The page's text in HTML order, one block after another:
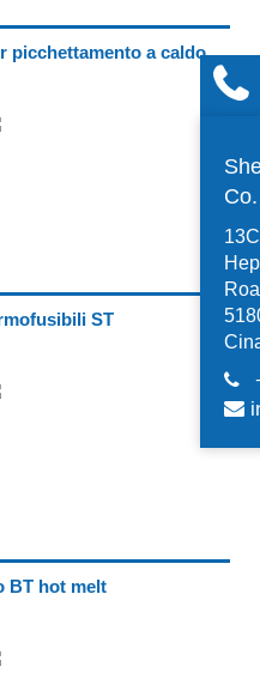
picchettamento a caldo
ST
BT hot melt